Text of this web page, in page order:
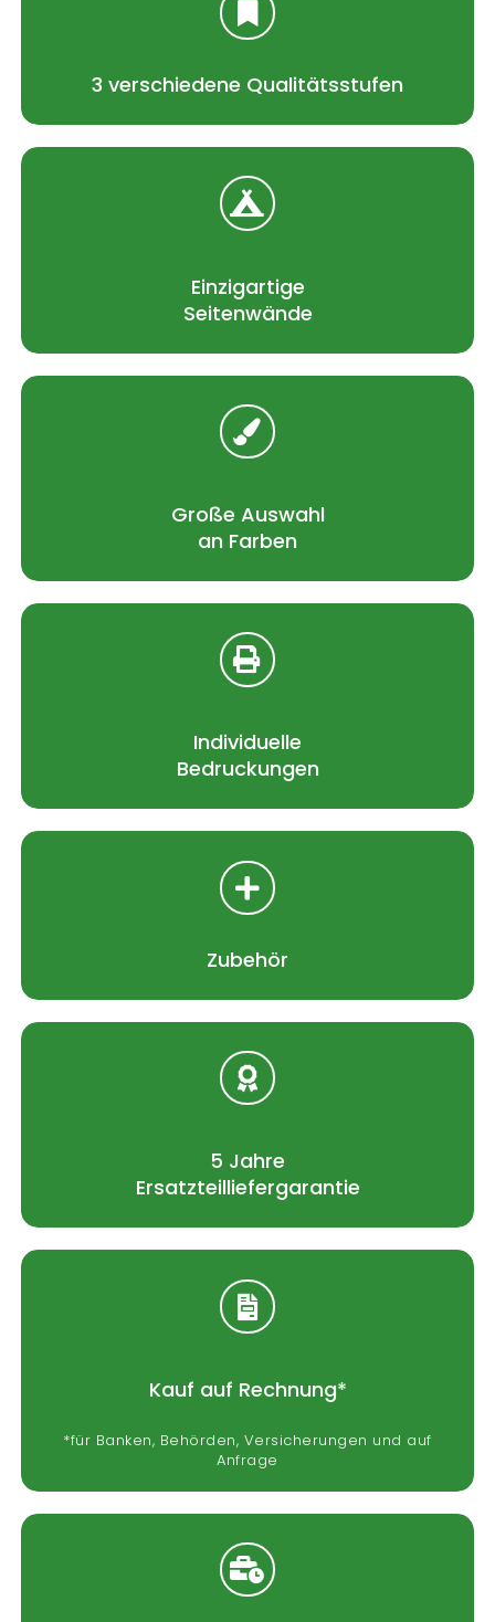
3 verschiedene Qualitätsstufen
Einzigartige
Seitenwände
Große Auswahl
an Farben
Individuelle
Bedruckungen
Zubehör
5 Jahre
Ersatzteilliefergarantie
Kauf auf Rechnung*
*für Banken, Behörden, Versicherungen und auf
Anfrage